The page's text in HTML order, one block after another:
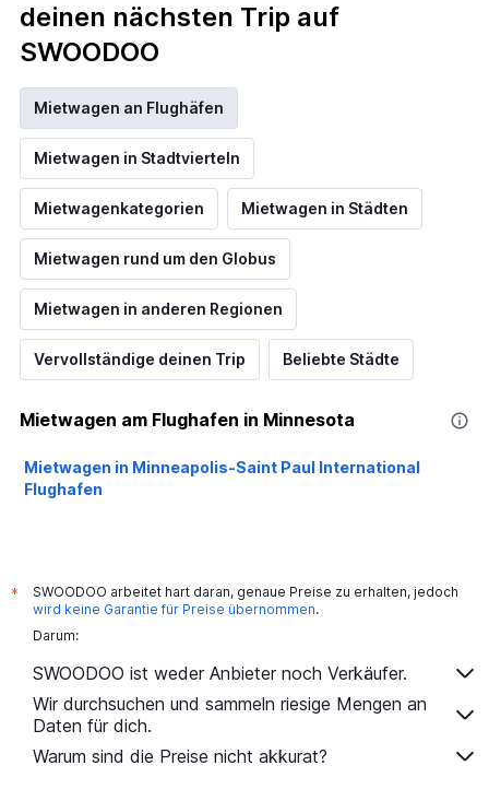
deinen nächsten Trip auf
SWOODOO
Mietwagen an Flughäfen
Mietwagen in Stadtvierteln
Mietwagenkategorien Mietwagen in Städten
Mietwagen rund um den Globus
Mietwagen in anderen Regionen
Vervollständige deinen Trip Beliebte Städte
Mietwagen am Flughafen in Minnesota
Mietwagen in Minneapolis-Saint Paul International
Flughafen
*
SWOODOO arbeitet hart daran, genaue Preise zu erhalten, jedoch
wird keine Garantie für Preise übernommen.
Darum:
SWOODOO ist weder Anbieter noch Verkäufer.
Wir durchsuchen und sammeln riesige Mengen an
Daten für dich.
Warum sind die Preise nicht akkurat?